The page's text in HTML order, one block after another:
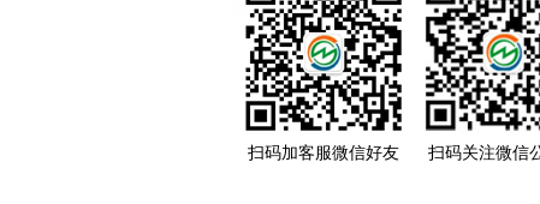
扫码加客服微信好友 扫码关注微信